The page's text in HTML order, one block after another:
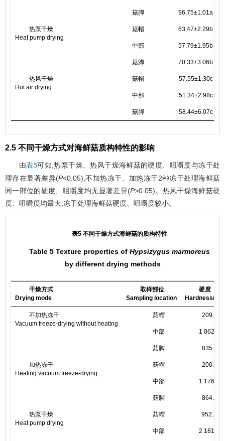
菇脚 96.75±1.01a
热泵干燥
Heat pump drying
菇帽 63.47±2.29b
中部 57.79±1.95b
菇脚 70.33±3.06b
热风干燥
Hot air drying
菇帽 57.55±1.30c
中部 51.34±2.98c
菇脚 58.44±6.07c
2.5 不同干燥方式对海鲜菇质构特性的影响
由表5可知,热泵干燥、热风干燥海鲜菇的硬度、咀嚼度与冻干处
理存在显著差异(P<0.05),不加热冻干、加热冻干2种冻干处理海鲜菇
同一部位的硬度、咀嚼度均无显著差异(P>0.05)。热风干燥海鲜菇硬
度、咀嚼度均最大,冻干处理海鲜菇硬度、咀嚼度较小。
表5 不同干燥方式海鲜菇的质构特性
Table 5 Texture properties of Hypsizygus marmoreus
by different drying methods
干燥方式
Drying mode
取样部位
Sampling location
硬度
Hardness/g
不加热冻干
Vacuum freeze-drying without heating
菇帽
中部 1
菇脚
加热冻干
Heating vacuum freeze-drying
菇帽
中部 1
菇脚
热泵干燥
Heat pump drying
菇帽
中部 2